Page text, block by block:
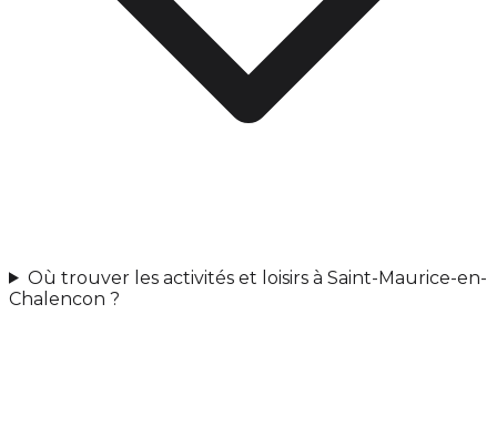
Où trouver les activités et loisirs à Saint-Maurice-en-
Chalencon ?